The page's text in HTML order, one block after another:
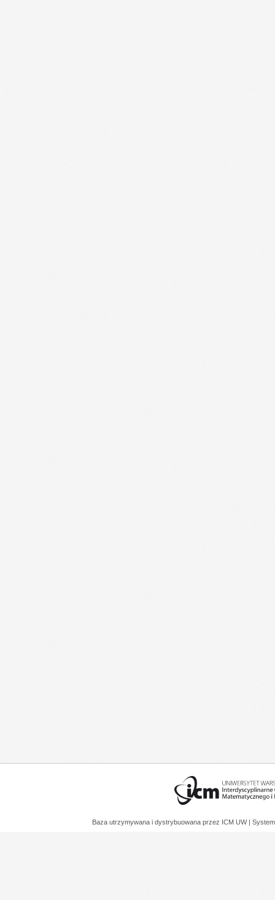
Baza utrzymywana i dystrybuowana przez ICM UW |